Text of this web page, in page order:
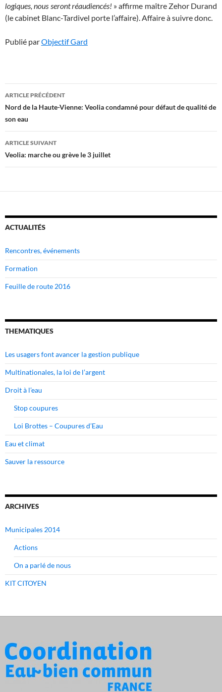
logiques, nous seront réaudiencés! » affirme maître Zehor Durand
(le cabinet Blanc-Tardivel porte l’affaire). Affaire à suivre donc.
Publié parObjectif Gard
Navigation
des
articles
ARTICLE PRÉCÉDENT
Nord de la Haute-Vienne: Veolia condamné pour défaut de qualité de
son eau
ARTICLE SUIVANT
Veolia: marche ou grève le 3 juillet
ACTUALITÉS
Rencontres, événements
Formation
Feuille de route 2016
THEMATIQUES
Les usagers font avancer la gestion publique
Multinationales, la loi de l’argent
Droit à l’eau
Stop coupures
Loi Brottes – Coupures d’Eau
Eau et climat
Sauver la ressource
ARCHIVES
Municipales 2014
Actions
On a parlé de nous
KIT CITOYEN